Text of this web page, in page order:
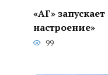
«АГ»
настроение»
99